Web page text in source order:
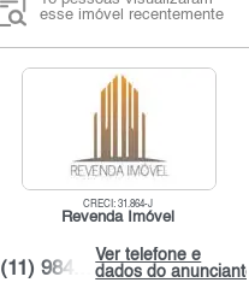
esse imóvel recentemente
CRECI: 31.864-J
Revenda Imóvel
Ver telefone e
dados do anunciante
(11) 984...